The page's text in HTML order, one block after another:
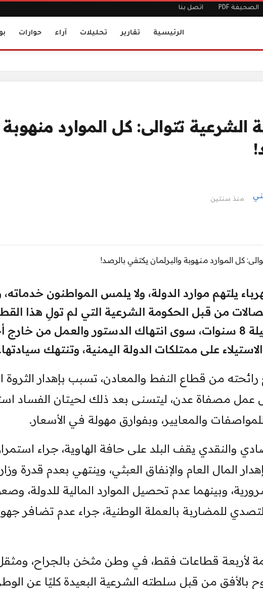
الصحيفة PDF اتصل بنا
الرئيسية تقارير تحليلات آراء حوارات
تتوالى: كل الموارد منهوبة
منذ سنتين
يلتهم موارد الدولة، ولا يلمس المواطنون
من قبل الحكومة الشرعية التي لم تولِ هذا
الهام أي اهتمام طيلة 8 سنوات، سوى انتهاك الدستور والعمل من
على ممتلكات الدولة اليمنية، وتنتهك سيادتها.
من قطاع النفط والمعادن، تسبب بإهدار الثروة
عمل مصفاة عدن، ليتسنى بعد ذلك لحيتان الفساد
والمعايير، وبفوارق مهولة في الأسعار.
والنقدي يقف البلد على حافة الهاوية، جراء
المال العام والإنفاق العبثي، وينتهي بعدم قدرة
وبينهما عدم تحصيل الموارد المالية للدولة،
للمضاربة بالعملة الوطنية، جراء عدم تضافر
لأربعة قطاعات فقط، في وطن مثخن بالجراح،
بالأفق من قبل سلطته الشرعية البعيدة كليًا عن